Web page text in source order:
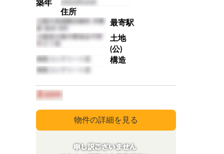
築年
住所
最寄駅
土地
(公)
構造